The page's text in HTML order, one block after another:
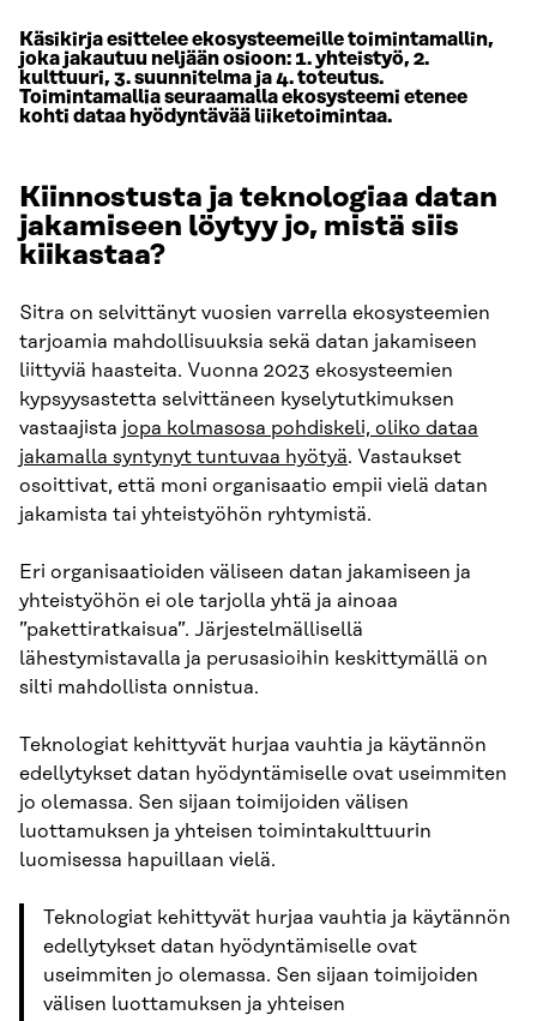
Käsikirja esittelee ekosysteemeille toimintamallin,
joka jakautuu neljään osioon: 1. yhteistyö, 2.
kulttuuri, 3. suunnitelma ja 4. toteutus.
Toimintamallia seuraamalla ekosysteemi etenee
kohti dataa hyödyntävää liiketoimintaa.
Kiinnostusta ja teknologiaa datan
jakamiseen löytyy jo, mistä siis
kiikastaa?
Sitra on selvittänyt vuosien varrella ekosysteemien
tarjoamia mahdollisuuksia sekä datan jakamiseen
liittyviä haasteita. Vuonna 2023 ekosysteemien
kypsyysastetta selvittäneen kyselytutkimuksen
vastaajista jopa kolmasosa pohdiskeli, oliko dataa
jakamalla syntynyt tuntuvaa hyötyä. Vastaukset
osoittivat, että moni organisaatio empii vielä datan
jakamista tai yhteistyöhön ryhtymistä.
Eri organisaatioiden väliseen datan jakamiseen ja
yhteistyöhön ei ole tarjolla yhtä ja ainoaa
”pakettiratkaisua”. Järjestelmällisellä
lähestymistavalla ja perusasioihin keskittymällä on
silti mahdollista onnistua.
Teknologiat kehittyvät hurjaa vauhtia ja käytännön
edellytykset datan hyödyntämiselle ovat useimmiten
jo olemassa. Sen sijaan toimijoiden välisen
luottamuksen ja yhteisen toimintakulttuurin
luomisessa hapuillaan vielä.
Teknologiat kehittyvät hurjaa vauhtia ja käytännön
edellytykset datan hyödyntämiselle ovat
useimmiten jo olemassa. Sen sijaan toimijoiden
välisen luottamuksen ja yhteisen